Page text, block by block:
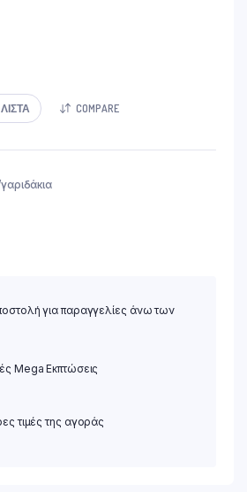
COMPARE
για παραγγελίες άνω των
Mega Εκπτώσεις
τιμές της αγοράς